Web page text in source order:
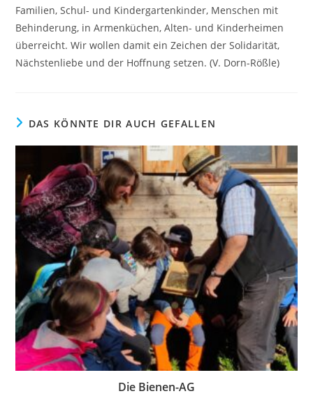
Familien, Schul- und Kindergartenkinder, Menschen mit
Behinderung, in Armenküchen, Alten- und Kinderheimen
überreicht. Wir wollen damit ein Zeichen der Solidarität,
Nächstenliebe und der Hoffnung setzen. (V. Dorn-Rößle)
DAS KÖNNTE DIR AUCH GEFALLEN
Die Bienen-AG